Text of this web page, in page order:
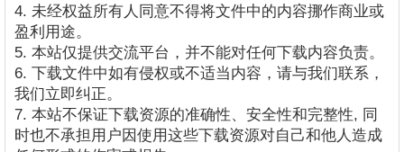
4. 未经权益所有人同意不得将文件中的内容挪作商业或
盈利用途。
5. 本站仅提供交流平台，并不能对任何下载内容负责。
6. 下载文件中如有侵权或不适当内容，请与我们联系，
我们立即纠正。
7. 本站不保证下载资源的准确性、安全性和完整性, 同
时也不承担用户因使用这些下载资源对自己和他人造成